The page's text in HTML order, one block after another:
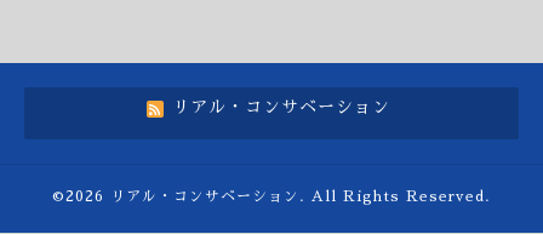
リアル・コンサベーション
©2026 リアル・コンサベーション . All Rights Reserved.